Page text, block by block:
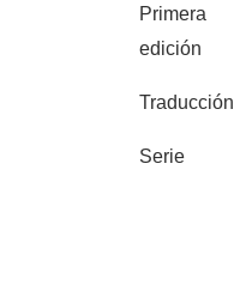
Primera
edición
Traducción
Serie